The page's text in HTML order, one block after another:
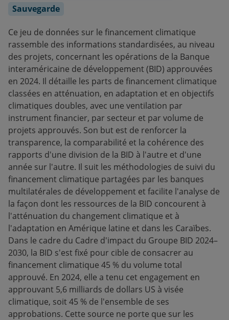
Sauvegarde
Ce jeu de données sur le financement climatique
rassemble des informations standardisées, au niveau
des projets, concernant les opérations de la Banque
interaméricaine de développement (BID) approuvées
en 2024. Il détaille les parts de financement climatique
classées en atténuation, en adaptation et en objectifs
climatiques doubles, avec une ventilation par
instrument financier, par secteur et par volume de
projets approuvés. Son but est de renforcer la
transparence, la comparabilité et la cohérence des
rapports d'une division de la BID à l'autre et d'une
année sur l'autre. Il suit les méthodologies de suivi du
financement climatique partagées par les banques
multilatérales de développement et facilite l'analyse de
la façon dont les ressources de la BID concourent à
l'atténuation du changement climatique et à
l'adaptation en Amérique latine et dans les Caraïbes.
Dans le cadre du Cadre d'impact du Groupe BID 2024–
2030, la BID s'est fixé pour cible de consacrer au
financement climatique 45 % du volume total
approuvé. En 2024, elle a tenu cet engagement en
approuvant 5,6 milliards de dollars US à visée
climatique, soit 45 % de l'ensemble de ses
approbations. Cette source ne porte que sur les